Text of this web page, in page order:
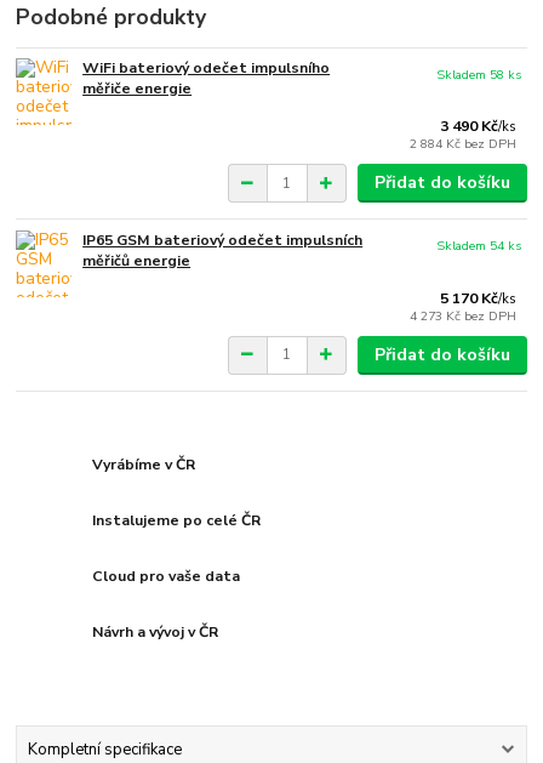
Podobné produkty
WiFi bateriový odečet impulsního
měřiče energie
3 490 Kč/ks
2 884 Kč bez DPH
Skladem 58 ks
Přidat do košíku
IP65 GSM bateriový odečet impulsních
měřičů energie
5 170 Kč/ks
4 273 Kč bez DPH
Skladem 54 ks
Přidat do košíku
Vyrábíme v ČR
Instalujeme po celé ČR
Cloud pro vaše data
Návrh a vývoj v ČR
Kompletní specifikace